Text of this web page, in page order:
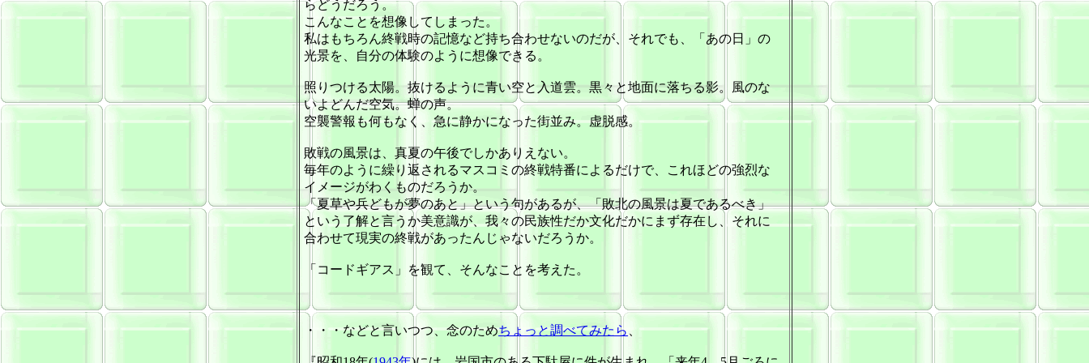
らどうだろう。
こんなことを想像してしまった。
私はもちろん終戦時の記憶など持ち合わせないのだが、それでも、「あの日」の
光景を、自分の体験のように想像できる。
照りつける太陽。抜けるように青い空と入道雲。黒々と地面に落ちる影。風のな
いよどんだ空気。蝉の声。
空襲警報も何もなく、急に静かになった街並み。虚脱感。
敗戦の風景は、真夏の午後でしかありえない。
毎年のように繰り返されるマスコミの終戦特番によるだけで、これほどの強烈な
イメージがわくものだろうか。
「夏草や兵どもが夢のあと」という句があるが、「敗北の風景は夏であるべき」
という了解と言うか美意識が、我々の民族性だか文化だかにまず存在し、それに
合わせて現実の終戦があったんじゃないだろうか。
「コードギアス」を観て、そんなことを考えた。
・・・などと言いつつ、念のためちょっと調べてみたら、